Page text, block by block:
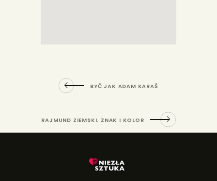
BYĆ JAK ADAM KARAŚ
RAJMUND ZIEMSKI. ZNAK I KOLOR